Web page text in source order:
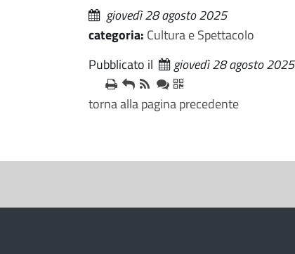
giovedì 28 agosto 2025
categoria: Cultura e Spettacolo
Pubblicato il giovedì 28 agosto 2025
torna alla pagina precedente
e